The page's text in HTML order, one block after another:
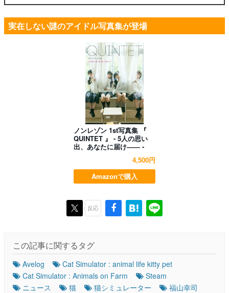
実在しない謎のアイドル写真集が登場
ノンレゾン 1st写真集 『
QUINTET 』 - 5人の思い
出、あなたに届け―― -
4,500円
Amazonで購入
反応
この記事に関するタグ
Avelog
Cat Simulator : animal life kitty pet
Cat Simulator : Animals on Farm
Steam
ニュース
猫 猫シミュレーター 福山幸司